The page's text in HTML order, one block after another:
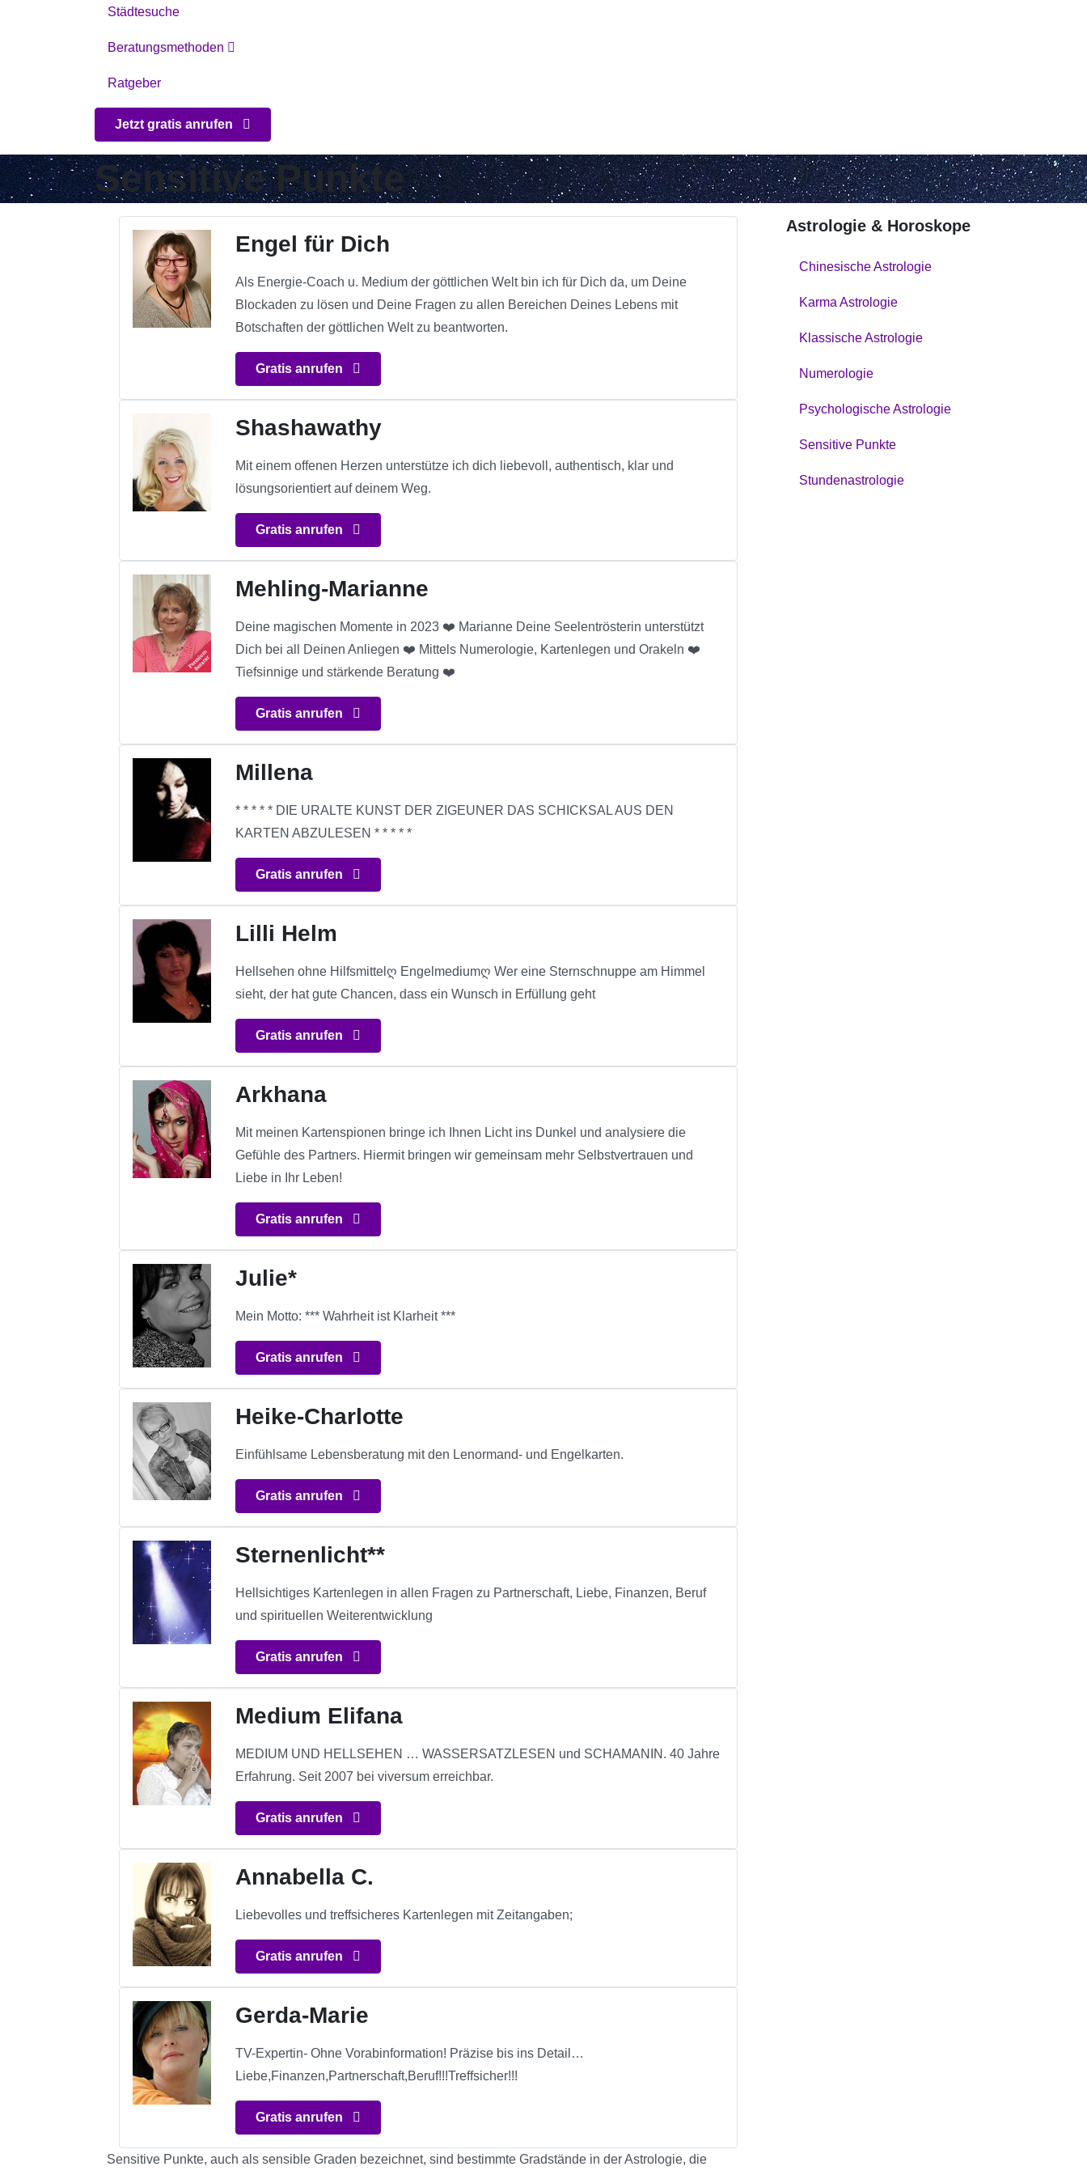
Städtesuche
Beratungsmethoden
Ratgeber
Jetzt gratis anrufen
Sensitive Punkte
Engel für Dich
Als Energie-Coach u. Medium der göttlichen Welt bin ich für Dich da, um Deine
Blockaden zu lösen und Deine Fragen zu allen Bereichen Deines Lebens mit
Botschaften der göttlichen Welt zu beantworten.
Gratis anrufen
Shashawathy
Mit einem offenen Herzen unterstütze ich dich liebevoll, authentisch, klar und
lösungsorientiert auf deinem Weg.
Gratis anrufen
Mehling-Marianne
Deine magischen Momente in 2023 ❤️ Marianne Deine Seelentrösterin unterstützt
Dich bei all Deinen Anliegen ❤️ Mittels Numerologie, Kartenlegen und Orakeln ❤️
Tiefsinnige und stärkende Beratung ❤️
Gratis anrufen
Millena
* * * * * DIE URALTE KUNST DER ZIGEUNER DAS SCHICKSAL AUS DEN
KARTEN ABZULESEN * * * * *
Gratis anrufen
Lilli Helm
Hellsehen ohne Hilfsmittelღ Engelmediumღ Wer eine Sternschnuppe am Himmel
sieht, der hat gute Chancen, dass ein Wunsch in Erfüllung geht
Gratis anrufen
Arkhana
Mit meinen Kartenspionen bringe ich Ihnen Licht ins Dunkel und analysiere die
Gefühle des Partners. Hiermit bringen wir gemeinsam mehr Selbstvertrauen und
Liebe in Ihr Leben!
Gratis anrufen
Julie*
Mein Motto: *** Wahrheit ist Klarheit ***
Gratis anrufen
Heike-Charlotte
Einfühlsame Lebensberatung mit den Lenormand- und Engelkarten.
Gratis anrufen
Sternenlicht**
Hellsichtiges Kartenlegen in allen Fragen zu Partnerschaft, Liebe, Finanzen, Beruf
und spirituellen Weiterentwicklung
Gratis anrufen
Medium Elifana
MEDIUM UND HELLSEHEN … WASSERSATZLESEN und SCHAMANIN. 40 Jahre
Erfahrung. Seit 2007 bei viversum erreichbar.
Gratis anrufen
Annabella C.
Liebevolles und treffsicheres Kartenlegen mit Zeitangaben;
Gratis anrufen
Gerda-Marie
TV-Expertin- Ohne Vorabinformation! Präzise bis ins Detail…
Liebe,Finanzen,Partnerschaft,Beruf!!!Treffsicher!!!
Gratis anrufen
Sensitive Punkte, auch als sensible Graden bezeichnet, sind bestimmte Gradstände in der Astrologie, die
Astrologie & Horoskope
Chinesische Astrologie
Karma Astrologie
Klassische Astrologie
Numerologie
Psychologische Astrologie
Sensitive Punkte
Stundenastrologie